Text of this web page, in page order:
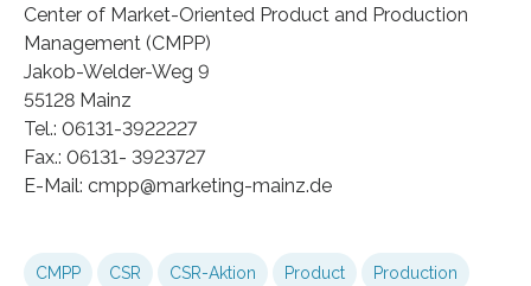
Center of Market-Oriented Product and Production
Management (CMPP)
Jakob-Welder-Weg 9
55128 Mainz
Tel.: 06131-3922227
Fax.: 06131- 3923727
E-Mail: cmpp@marketing-mainz.de
CMPP CSR CSR-Aktion Product Production